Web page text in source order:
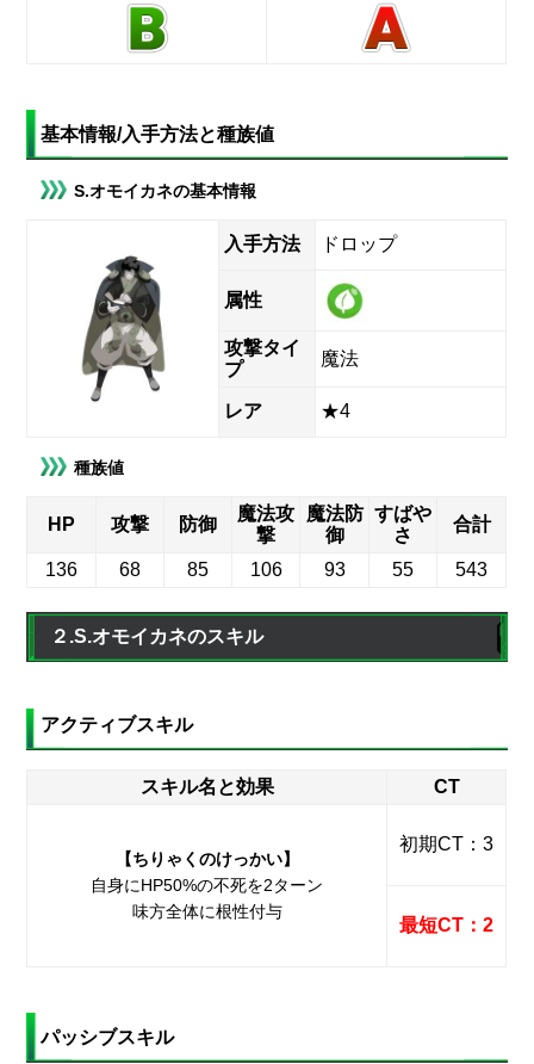
基本情報/入手方法と種族値
S.オモイカネの基本情報
入手方法 ドロップ
属性
攻撃タイ
プ
魔法
レア ★4
種族値
HP 攻撃 防御
魔法攻
撃
魔法防
御
すばや
さ
合計
136 68 85 106 93 55 543
２.S.オモイカネのスキル
アクティブスキル
スキル名と効果 CT
【ちりゃくのけっかい】
自身にHP50%の不死を2ターン
味方全体に根性付与
初期CT：3
最短CT：2
パッシブスキル